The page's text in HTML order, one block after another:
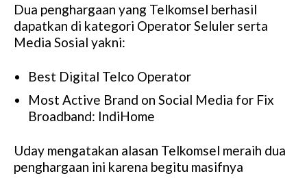
Dua penghargaan yang Telkomsel berhasil
dapatkan di kategori Operator Seluler serta
Media Sosial yakni:
Best Digital Telco Operator
Most Active Brand on Social Media for Fix
Broadband: IndiHome
Uday mengatakan alasan Telkomsel meraih dua
penghargaan ini karena begitu masifnya